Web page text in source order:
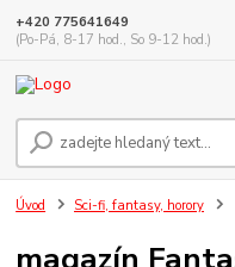
+420 775641649
(Po-Pá, 8-17 hod., So 9-12 hod.)
Úvod Sci-fi, fantasy, horory